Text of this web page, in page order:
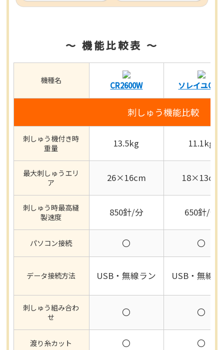
～ 機能比較表 ～
機種名 CR2600W ソレイユ
刺しゅう機能比較
刺しゅう機付き時
重量
13.5kg 11.1kg
最大刺しゅうエリ
ア
26×16cm 18×13cm
刺しゅう時最高縫
製速度
850針/分 650針/分
パソコン接続 〇 〇
データ接続方法 USB・無線ラン USB・無線
刺しゅう組み合わ
せ
〇 〇
渡り糸カット 〇 〇